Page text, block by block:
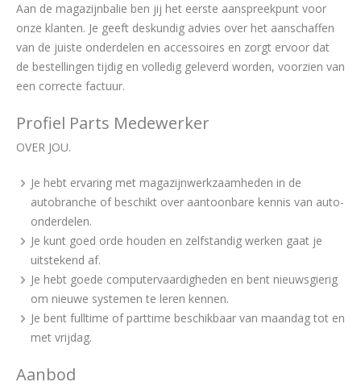
Aan de magazijnbalie ben jij het eerste aanspreekpunt voor
onze klanten. Je geeft deskundig advies over het aanschaffen
van de juiste onderdelen en accessoires en zorgt ervoor dat
de bestellingen tijdig en volledig geleverd worden, voorzien van
een correcte factuur.
Profiel Parts Medewerker
OVER JOU.
Je hebt ervaring met magazijnwerkzaamheden in de
autobranche of beschikt over aantoonbare kennis van auto-
onderdelen.
Je kunt goed orde houden en zelfstandig werken gaat je
uitstekend af.
Je hebt goede computervaardigheden en bent nieuwsgierig
om nieuwe systemen te leren kennen.
Je bent fulltime of parttime beschikbaar van maandag tot en
met vrijdag.
Aanbod